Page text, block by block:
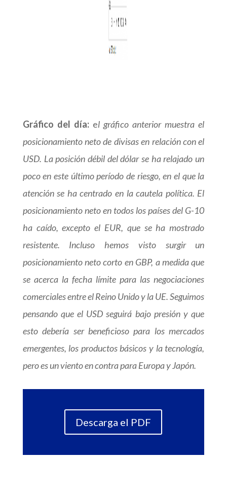
Gráfico del día:el gráfico anterior muestra el
posicionamiento neto de divisas en relación con el
USD. La posición débil del dólar se ha relajado un
poco en este último período de riesgo, en el que la
atención se ha centrado en la cautela política. El
posicionamiento neto en todos los países del G-10
ha caído, excepto el EUR, que se ha mostrado
resistente. Incluso hemos visto surgir un
posicionamiento neto corto en GBP, a medida que
se acerca la fecha límite para las negociaciones
comerciales entre el Reino Unido y la UE. Seguimos
pensando que el USD seguirá bajo presión y que
esto debería ser beneficioso para los mercados
emergentes, los productos básicos y la tecnología,
pero es un viento en contra para Europa y Japón.
Descarga el PDF